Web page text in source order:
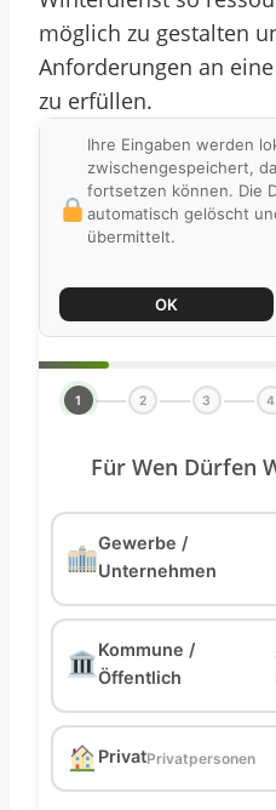
möglich zu gestalten
Anforderungen an
zu erfüllen.
Ihre Eingaben werden
zwischengespeichert,
fortsetzen können. Die
automatisch gelöscht
übermittelt.
OK
1 2 3 4
Für Wen Dürfen
Gewerbe /
Unternehmen
Kommune /
Öffentlich
PrivatPrivatpersonen